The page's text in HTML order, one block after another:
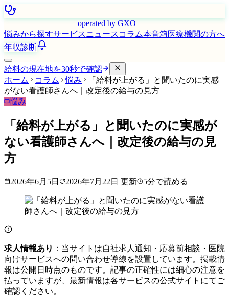
operated by GXO
悩みから探すサービスニュース コラム本音箱医療機関の方へ
年収診断
給料の現在地を30秒で確認
ホーム
コラム 悩み
「給料が上がる」と聞いたのに実感
がない看護師さんへ｜改定後の給与の見方
悩み
「給料が上がる」と聞いたのに実感が
ない看護師さんへ｜改定後の給与の見
方
2026年6月5日 2026年7月22日 更新 5分で読める
求人情報あり ：当サイトは自社求人通知・応募前相談・医院
向けサービスへの問い合わせ導線を設置しています。掲載情
報は公開日時点のものです。記事の正確性には細心の注意を
払っていますが、最新情報は各サービスの公式サイトにてご
確認ください。